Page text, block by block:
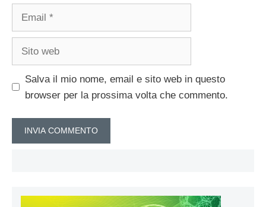
Salva il mio nome, email e sito web in questo
browser per la prossima volta che commento.